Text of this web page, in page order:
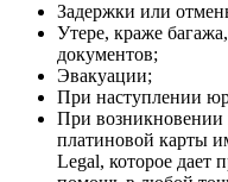
Задержки или
Утере, краже
документов;
Эвакуации;
При наступлении
При возникновении
платиновой карты
Legal, которое дает